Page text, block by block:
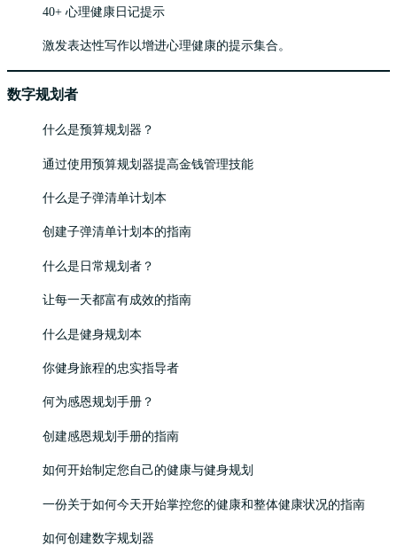
40+ 心理健康日记提示
激发表达性写作以增进心理健康的提示集合。
数字规划者
什么是预算规划器？
通过使用预算规划器提高金钱管理技能
什么是子弹清单计划本
创建子弹清单计划本的指南
什么是日常规划者？
让每一天都富有成效的指南
什么是健身规划本
你健身旅程的忠实指导者
何为感恩规划手册？
创建感恩规划手册的指南
如何开始制定您自己的健康与健身规划
一份关于如何今天开始掌控您的健康和整体健康状况的指南
如何创建数字规划器